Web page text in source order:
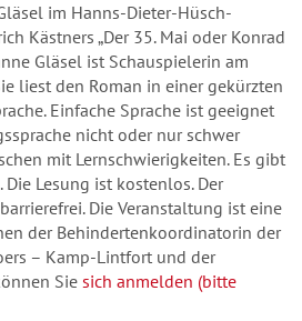
im Hanns-Dieter-Hüsch-
Kästners „Der 35. Mai oder Konrad
Gläsel ist Schauspielerin am
liest den Roman in einer gekürzten
Einfache Sprache ist geeignet
nicht oder nur schwer
mit Lernschwierigkeiten. Es gibt
Lesung ist kostenlos. Der
Die Veranstaltung ist eine
der Behindertenkoordinatorin der
– Kamp-Lintfort und der
Sie sich anmelden (bitte